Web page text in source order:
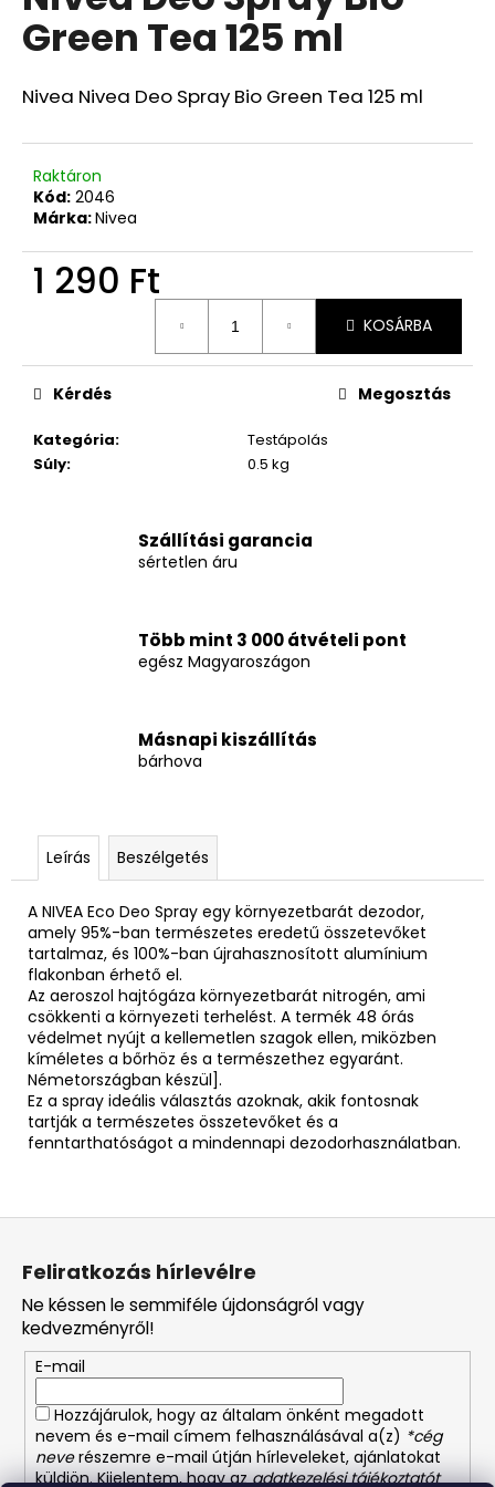
5-
ből
csillag.
Green Tea 125 ml
Nivea Nivea Deo Spray Bio Green Tea 125 ml
Raktáron
Kód: 2046
Márka:Nivea
1 290 Ft
KOSÁRBA
Kategória:
Testápolás
Súly: 0.5 kg
Kérdés Megosztás
Szállítási garancia
sértetlen áru
Több mint 3 000 átvételi pont
egész Magyaroszágon
Másnapi kiszállítás
bárhova
Leírás Beszélgetés
A NIVEA Eco Deo Spray egy környezetbarát dezodor,
amely 95%-ban természetes eredetű összetevőket
tartalmaz, és 100%-ban újrahasznosított alumínium
flakonban érhető el.
Az aeroszol hajtógáza környezetbarát nitrogén, ami
csökkenti a környezeti terhelést. A termék 48 órás
védelmet nyújt a kellemetlen szagok ellen, miközben
kíméletes a bőrhöz és a természethez egyaránt.
Németországban készül].
Ez a spray ideális választás azoknak, akik fontosnak
tartják a természetes összetevőket és a
fenntarthatóságot a mindennapi dezodorhasználatban.
L
Feliratkozás hírlevélre
Ne késsen le semmiféle újdonságról vagy
kedvezményről!
E-mail
Hozzájárulok, hogy az általam önként megadott
nevem és e-mail címem felhasználásával a(z) *cég
neverészemre e-mail útján hírleveleket, ajánlatokat
küldjön. Kijelentem, hogy azadatkezelési tájékoztatót